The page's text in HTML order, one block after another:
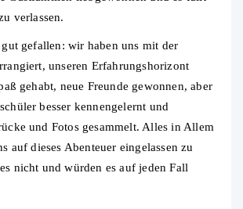
verlassen.
gefallen: wir haben uns mit der
unseren Erfahrungshorizont
gehabt, neue Freunde gewonnen, aber
besser kennengelernt und
und Fotos gesammelt. Alles in Allem
auf dieses Abenteuer eingelassen zu
nicht und würden es auf jeden Fall